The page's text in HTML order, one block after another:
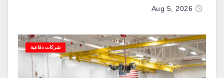
موجهة وصواريخ “IRIS-T”
Aug 5, 2026
شركات دفاعية